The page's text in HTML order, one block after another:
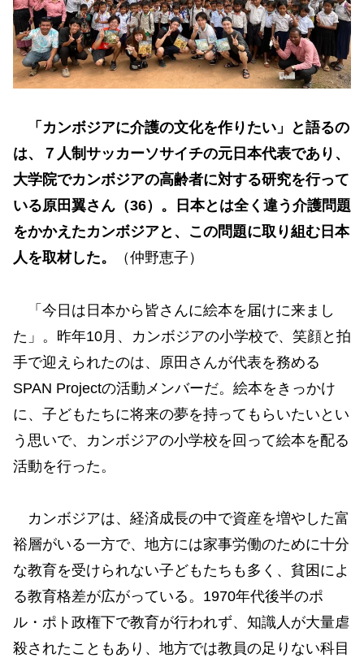
「カンボジアに介護の文化を作りたい」と語るの
は、７人制サッカーソサイチの元日本代表であり、
大学院でカンボジアの高齢者に対する研究を行って
いる原田翼さん（36）。日本とは全く違う介護問題
をかかえたカンボジアと、この問題に取り組む日本
人を取材した。
（仲野恵子）
「今日は日本から皆さんに絵本を届けに来まし
た」。昨年10月、カンボジアの小学校で、笑顔と拍
手で迎えられたのは、原田さんが代表を務める
SPAN Projectの活動メンバーだ。絵本をきっかけ
に、子どもたちに将来の夢を持ってもらいたいとい
う思いで、カンボジアの小学校を回って絵本を配る
活動を行った。
カンボジアは、経済成長の中で資産を増やした富
裕層がいる一方で、地方には家事労働のために十分
な教育を受けられない子どもたちも多く、貧困によ
る教育格差が広がっている。1970年代後半のポ
ル・ポト政権下で教育が行われず、知識人が大量虐
殺されたこともあり、地方では教員の足りない科目